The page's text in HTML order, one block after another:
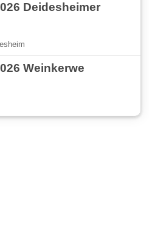
Deidesheimer
Weinkerwe